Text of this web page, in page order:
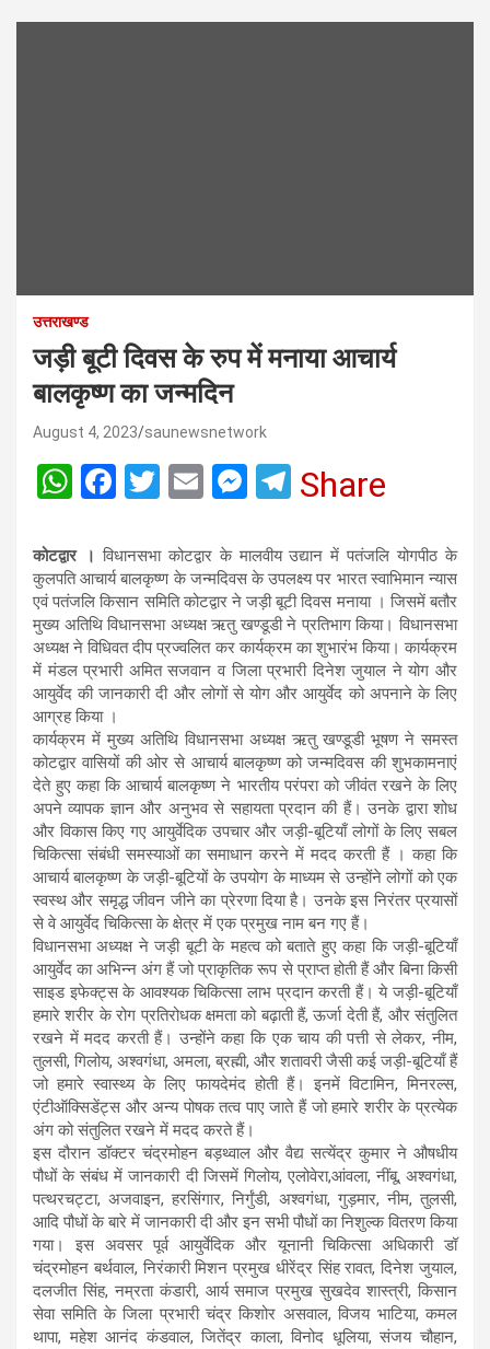
उत्तराखण्ड
जड़ी बूटी दिवस के रुप में मनाया आचार्य
बालकृष्ण का जन्मदिन
August 4, 2023 saunewsnetwork
W
at
s
A
p
p
F
ce
b
o
o
k
T
tt
er
E
ail
M
se
n
g
er
T
e
gr
a
m
Share
कोटद्वार । विधानसभा कोटद्वार के मालवीय उद्यान में पतंजलि योगपीठ के
कुलपति आचार्य बालकृष्ण के जन्मदिवस के उपलक्ष्य पर भारत स्वाभिमान न्यास
एवं पतंजलि किसान समिति कोटद्वार ने जड़ी बूटी दिवस मनाया । जिसमें बतौर
मुख्य अतिथि विधानसभा अध्यक्ष ऋतु खण्डूडी ने प्रतिभाग किया। विधानसभा
अध्यक्ष ने विधिवत दीप प्रज्वलित कर कार्यक्रम का शुभारंभ किया। कार्यक्रम
में मंडल प्रभारी अमित सजवान व जिला प्रभारी दिनेश जुयाल ने योग और
आयुर्वेद की जानकारी दी और लोगों से योग और आयुर्वेद को अपनाने के लिए
आग्रह किया ।
कार्यक्रम में मुख्य अतिथि विधानसभा अध्यक्ष ऋतु खण्डूडी भूषण ने समस्त
कोटद्वार वासियों की ओर से आचार्य बालकृष्ण को जन्मदिवस की शुभकामनाएं
देते हुए कहा कि आचार्य बालकृष्ण ने भारतीय परंपरा को जीवंत रखने के लिए
अपने व्यापक ज्ञान और अनुभव से सहायता प्रदान की हैं। उनके द्वारा शोध
और विकास किए गए आयुर्वेदिक उपचार और जड़ी-बूटियाँ लोगों के लिए सबल
चिकित्सा संबंधी समस्याओं का समाधान करने में मदद करती हैं । कहा कि
आचार्य बालकृष्ण के जड़ी-बूटियों के उपयोग के माध्यम से उन्होंने लोगों को एक
स्वस्थ और समृद्ध जीवन जीने का प्रेरणा दिया है। उनके इस निरंतर प्रयासों
से वे आयुर्वेद चिकित्सा के क्षेत्र में एक प्रमुख नाम बन गए हैं।
विधानसभा अध्यक्ष ने जड़ी बूटी के महत्व को बताते हुए कहा कि जड़ी-बूटियाँ
आयुर्वेद का अभिन्न अंग हैं जो प्राकृतिक रूप से प्राप्त होती हैं और बिना किसी
साइड इफेक्ट्स के आवश्यक चिकित्सा लाभ प्रदान करती हैं। ये जड़ी-बूटियाँ
हमारे शरीर के रोग प्रतिरोधक क्षमता को बढ़ाती हैं, ऊर्जा देती हैं, और संतुलित
रखने में मदद करती हैं। उन्होंने कहा कि एक चाय की पत्ती से लेकर, नीम,
तुलसी, गिलोय, अश्वगंधा, अमला, ब्रह्मी, और शतावरी जैसी कई जड़ी-बूटियाँ हैं
जो हमारे स्वास्थ्य के लिए फायदेमंद होती हैं। इनमें विटामिन, मिनरल्स,
एंटीऑक्सिडेंट्स और अन्य पोषक तत्व पाए जाते हैं जो हमारे शरीर के प्रत्येक
अंग को संतुलित रखने में मदद करते हैं।
इस दौरान डॉक्टर चंद्रमोहन बड़थ्वाल और वैद्य सत्येंद्र कुमार ने औषधीय
पौधों के संबंध में जानकारी दी जिसमें गिलोय, एलोवेरा,आंवला, नींबू, अश्वगंधा,
पत्थरचट्टा, अजवाइन, हरसिंगार, निर्गुंडी, अश्वगंधा, गुड़मार, नीम, तुलसी,
आदि पौधों के बारे में जानकारी दी और इन सभी पौधों का निशुल्क वितरण किया
गया। इस अवसर पूर्व आयुर्वेदिक और यूनानी चिकित्सा अधिकारी डॉ
चंद्रमोहन बर्थवाल, निरंकारी मिशन प्रमुख धीरेंद्र सिंह रावत, दिनेश जुयाल,
दलजीत सिंह, नम्रता कंडारी, आर्य समाज प्रमुख सुखदेव शास्त्री, किसान
सेवा समिति के जिला प्रभारी चंद्र किशोर असवाल, विजय भाटिया, कमल
थापा, महेश आनंद कंडवाल, जितेंद्र काला, विनोद धूलिया, संजय चौहान,